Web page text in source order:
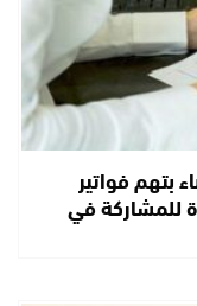
بتهم فواتير
للمشاركة في